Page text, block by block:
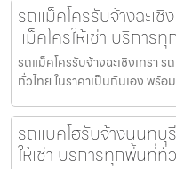
รถแม็คโครรับจ้างฉะเชิ
แม็คโครให้เช่า บริการ
รถแม็คโครรับจ้างฉะเชิงเทรา
ทั่วไทย ในราคาเป็นกันเอง พ
รถแบคโฮรับจ้างนนทบุ
ให้เช่า บริการทุกพื้นที่ทั่